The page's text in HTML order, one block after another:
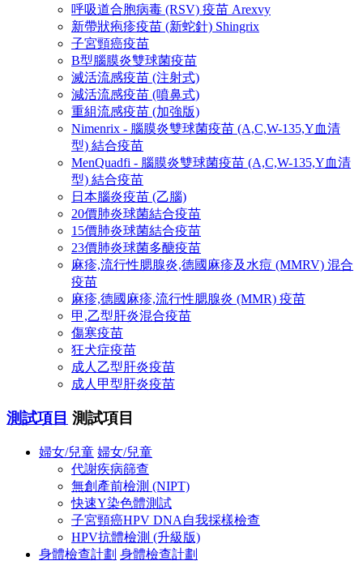
呼吸道合胞病毒 (RSV) 疫苗 Arexvy
新帶狀疱疹疫苗 (新蛇針) Shingrix
子宮頸癌疫苗
B型腦膜炎雙球菌疫苗
滅活流感疫苗 (注射式)
減活流感疫苗 (噴鼻式)
重組流感疫苗 (加強版)
Nimenrix - 腦膜炎雙球菌疫苗 (A,C,W-135,Y血清
型) 結合疫苗
MenQuadfi - 腦膜炎雙球菌疫苗 (A,C,W-135,Y血清
型) 結合疫苗
日本腦炎疫苗 (乙腦)
20價肺炎球菌結合疫苗
15價肺炎球菌結合疫苗
23價肺炎球菌多醣疫苗
麻疹,流行性腮腺炎,德國麻疹及水痘 (MMRV) 混合
疫苗
麻疹,德國麻疹,流行性腮腺炎 (MMR) 疫苗
甲,乙型肝炎混合疫苗
傷寒疫苗
狂犬症疫苗
成人乙型肝炎疫苗
成人甲型肝炎疫苗
測試項目 測試項目
婦女/兒童 婦女/兒童
代謝疾病篩查
無創產前檢測 (NIPT)
快速Y染色體測試
子宮頸癌HPV DNA自我採樣檢查
HPV抗體檢測 (升級版)
身體檢查計劃 身體檢查計劃